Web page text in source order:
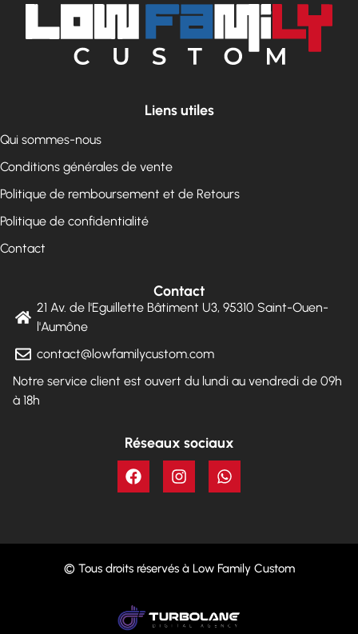
Liens utiles
Qui sommes-nous
Conditions générales de vente
Politique de remboursement et de Retours
Politique de confidentialité
Contact
Contact
21 Av. de l'Eguillette Bâtiment U3, 95310 Saint-Ouen-
l'Aumône
contact@lowfamilycustom.com
Notre service client est ouvert du lundi au vendredi de 09h
à 18h
Réseaux sociaux
© Tous droits réservés à Low Family Custom